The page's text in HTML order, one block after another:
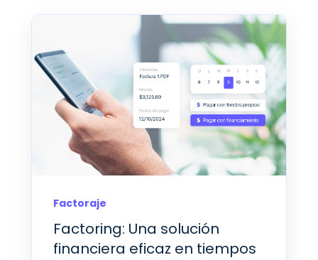
Factoraje
Factoring: Una solución
financiera eficaz en tiempos